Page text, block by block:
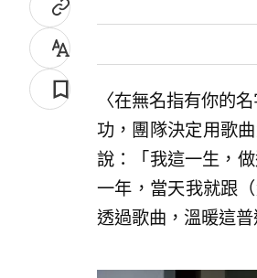
〈在無名指有你的
功，團隊決定用歌
說：「我這一生，
一年，當天我就跟
透過歌曲，溫暖這